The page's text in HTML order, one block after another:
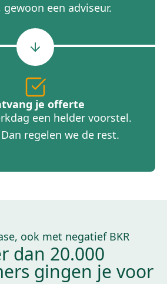
een adviseur.
je offerte
een helder voorstel.
regelen we de rest.
ook met negatief BKR
dan 20.000
gingen je voor